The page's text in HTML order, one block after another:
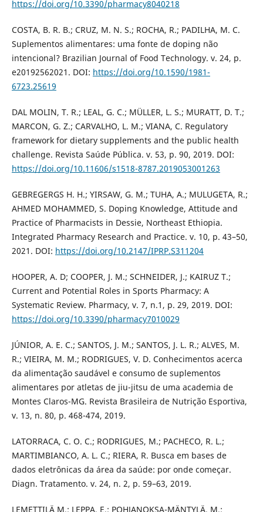
https://doi.org/10.3390/pharmacy8040218
COSTA, B. R. B.; CRUZ, M. N. S.; ROCHA, R.; PADILHA, M. C.
Suplementos alimentares: uma fonte de doping não
intencional? Brazilian Journal of Food Technology. v. 24, p.
e20192562021. DOI: https://doi.org/10.1590/1981-
6723.25619
DAL MOLIN, T. R.; LEAL, G. C.; MÜLLER, L. S.; MURATT, D. T.;
MARCON, G. Z.; CARVALHO, L. M.; VIANA, C. Regulatory
framework for dietary supplements and the public health
challenge. Revista Saúde Pública. v. 53, p. 90, 2019. DOI:
https://doi.org/10.11606/s1518-8787.2019053001263
GEBREGERGS H. H.; YIRSAW, G. M.; TUHA, A.; MULUGETA, R.;
AHMED MOHAMMED, S. Doping Knowledge, Attitude and
Practice of Pharmacists in Dessie, Northeast Ethiopia.
Integrated Pharmacy Research and Practice. v. 10, p. 43–50,
2021. DOI: https://doi.org/10.2147/IPRP.S311204
HOOPER, A. D; COOPER, J. M.; SCHNEIDER, J.; KAIRUZ T.;
Current and Potential Roles in Sports Pharmacy: A
Systematic Review. Pharmacy, v. 7, n.1, p. 29, 2019. DOI:
https://doi.org/10.3390/pharmacy7010029
JÚNIOR, A. E. C.; SANTOS, J. M.; SANTOS, J. L. R.; ALVES, M.
R.; VIEIRA, M. M.; RODRIGUES, V. D. Conhecimentos acerca
da alimentação saudável e consumo de suplementos
alimentares por atletas de jiu-jitsu de uma academia de
Montes Claros-MG. Revista Brasileira de Nutrição Esportiva,
v. 13, n. 80, p. 468-474, 2019.
LATORRACA, C. O. C.; RODRIGUES, M.; PACHECO, R. L.;
MARTIMBIANCO, A. L. C.; RIERA, R. Busca em bases de
dados eletrônicas da área da saúde: por onde começar.
Diagn. Tratamento. v. 24, n. 2, p. 59–63, 2019.
LEMETTILÄ M.; LEPPA, E.; POHJANOKSA-MÄNTYLÄ, M.;